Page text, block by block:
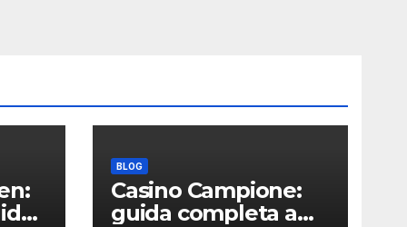
BLOG
Casino Campione:
guida completa a